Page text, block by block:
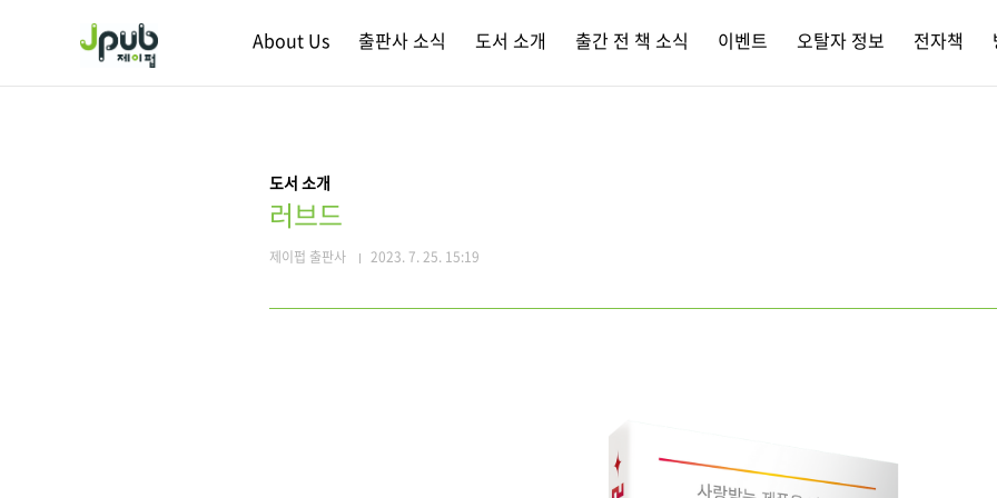
About Us 출판사 소식 도서 소개 출간 전 책 소식 이벤트 오탈자 정보 전자책
도서 소개
러브드
제이펍 출판사 2023. 7. 25. 15:19